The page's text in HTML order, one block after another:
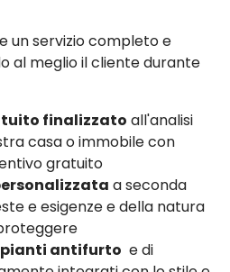
un servizio completo e
al meglio il cliente durante
finalizzato all'analisi
casa o immobile con
gratuito
a seconda
e esigenze e della natura
antifurto e di